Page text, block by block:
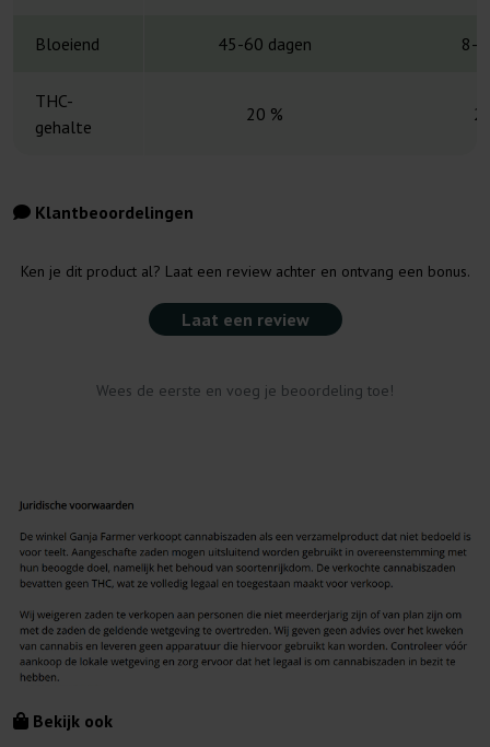
Bloeiend 45-60 dagen 8-
THC-
gehalte
20 %
Klantbeoordelingen
Ken je dit product al? Laat een review achter en ontvang een bonus.
Laat een review
Wees de eerste en voeg je beoordeling toe!
Bekijk ook